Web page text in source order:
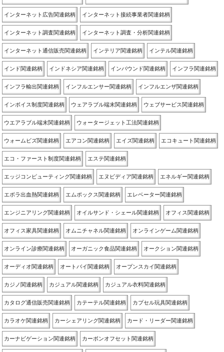
インターネット広告関連銘柄 インターネット接続事業者関連銘柄
インターネット調査関連銘柄 インターネット調査・分析関連銘柄
インターネット通信販売関連銘柄 インテリア関連銘柄 インテル関連銘柄
インド関連銘柄 インドネシア関連銘柄 インバウンド関連銘柄 インフラ関連銘柄
インフラ輸出関連銘柄 インフルエンサー関連銘柄 インフルエンザ関連銘柄
インボイス制度関連銘柄 ウェアラブル端末関連銘柄 ウェブサービス関連銘柄
ウエアラブル端末関連銘柄 ウォータージェット工法関連銘柄
ウォームビズ関連銘柄 エアコン関連銘柄 エイズ関連銘柄 エコキュート関連銘柄
エコ・ファースト制度関連銘柄 エステ関連銘柄
エッジコンピューティング関連銘柄 エヌビディア関連銘柄 エネルギー関連銘柄
エボラ出血熱関連銘柄 エムポックス関連銘柄 エレベーター関連銘柄
エンジニアリング関連銘柄 オイルサンド・シェール関連銘柄 オフィス関連銘柄
オフィス家具関連銘柄 オムニチャネル関連銘柄 オンラインゲーム関連銘柄
オンライン診療関連銘柄 オーガニック食品関連銘柄 オークション関連銘柄
オーディオ関連銘柄 オートバイ関連銘柄 オープンスカイ関連銘柄
カジノ関連銘柄 カジュアル関連銘柄 カジュアル衣料関連銘柄
カタログ通信販売関連銘柄 カテーテル関連銘柄 カプセル玩具関連銘柄
カラオケ関連銘柄 カーシェアリング関連銘柄 カード・リーダー関連銘柄
カーナビゲーション関連銘柄 カーボンオフセット関連銘柄